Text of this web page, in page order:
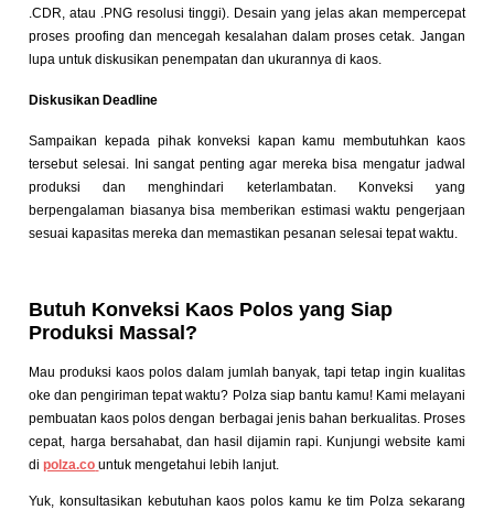
.CDR, atau .PNG resolusi tinggi). Desain yang jelas akan mempercepat
proses proofing dan mencegah kesalahan dalam proses cetak. Jangan
lupa untuk diskusikan penempatan dan ukurannya di kaos.
Diskusikan Deadline
Sampaikan kepada pihak konveksi kapan kamu membutuhkan kaos
tersebut selesai. Ini sangat penting agar mereka bisa mengatur jadwal
produksi dan menghindari keterlambatan. Konveksi yang
berpengalaman biasanya bisa memberikan estimasi waktu pengerjaan
sesuai kapasitas mereka dan memastikan pesanan selesai tepat waktu.
Butuh Konveksi Kaos Polos yang Siap
Produksi Massal?
Mau produksi kaos polos dalam jumlah banyak, tapi tetap ingin kualitas
oke dan pengiriman tepat waktu? Polza siap bantu kamu! Kami melayani
pembuatan kaos polos dengan berbagai jenis bahan berkualitas. Proses
cepat, harga bersahabat, dan hasil dijamin rapi. Kunjungi website kami
dipolza.co untuk mengetahui lebih lanjut.
Yuk, konsultasikan kebutuhan kaos polos kamu ke tim Polza sekarang